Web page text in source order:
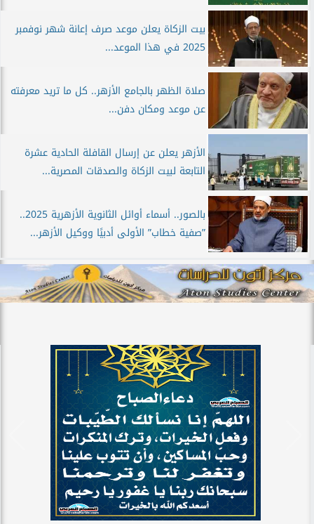
بيت الزكاة يعلن موعد صرف إعانة شهر نوفمبر
2025 في هذا الموعد...
صلاة الظهر بالجامع الأزهر.. كل ما تريد معرفته
عن موعد ومكان دفن...
الأزهر يعلن عن إرسال القافلة الحادية عشرة
التابعة لبيت الزكاة والصدقات المصرية...
بالصور.. أسماء أوائل الثانوية الأزهرية 2025..
”صفية خطاب” الأولى أدبيًا ووكيل الأزهر...